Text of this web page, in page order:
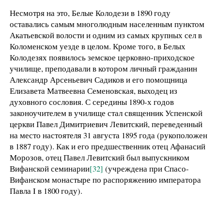
Несмотря на это, Белые Колодези в 1890 году
оставались самым многолюдным населенным пунктом
Акатьевской волости и одним из самых крупных сел в
Коломенском уезде в целом. Кроме того, в Белых
Колодезях появилось земское церковно-приходское
училище, преподавали в котором личный гражданин
Александр Арсеньевич Садиков и его помощница
Елизавета Матвеевна Семеновская, выходец из
духовного сословия. С середины 1890-х годов
законоучителем в училище стал священник Успенской
церкви Павел Димитриевич Левитский, переведенный
на место настоятеля 31 августа 1895 года (рукоположен
в 1887 году). Как и его предшественник отец Афанасий
Морозов, отец Павел Левитский был выпускником
Вифанской семинарии[32] (учреждена при Спасо-
Вифанском монастыре по распоряжению императора
Павла I в 1800 году).